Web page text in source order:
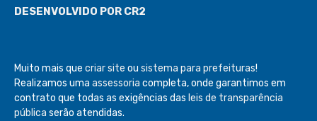
DESENVOLVIDO POR CR2
Muito mais que criar site ou sistema para prefeituras!
Realizamos uma assessoria completa, onde garantimos em
contrato que todas as exigências das leis de transparência
pública serão atendidas.